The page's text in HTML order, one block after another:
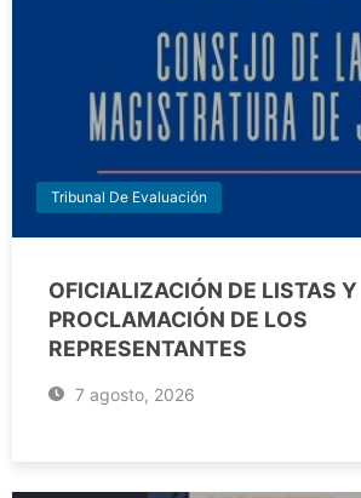
Tribunal De Evaluación
OFICIALIZACIÓN DE LISTAS Y
PROCLAMACIÓN DE LOS
REPRESENTANTES
7 agosto, 2026